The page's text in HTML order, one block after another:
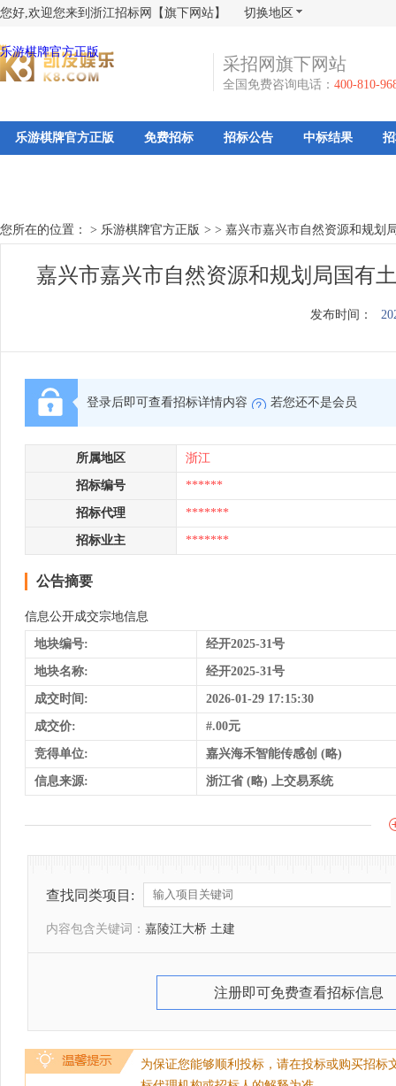
您好,欢迎您来到浙江招标网【旗下网站】 切换地区
乐游棋牌官方正版
采招网旗下网站
全国免费咨询电话： 400-810-
乐游棋牌官方正版 免费招标 招标公告 中标结果
您所在的位置： > 乐游棋牌官方正版 > > 嘉兴市嘉兴市自然资源和规划
嘉兴市嘉兴市自然资源和规划局国有
发布时间：
登录后即可查看招标详情内容 若您还不是会员
所属地区 浙江
招标编号 ******
招标代理 *******
招标业主 *******
公告摘要
信息公开成交宗地信息
地块编号: 经开2025-31号
地块名称: 经开2025-31号
成交时间: 2026-01-29 17:15:30
成交价: #.00元
竞得单位: 嘉兴海禾智能传感创 (略)
信息来源: 浙江省 (略) 上交易系统
查找同类项目:
内容包含关键词： 嘉陵江大桥 土建
注册即可免费查看招标信息
为保证您能够顺利投标，请在投标或购买招